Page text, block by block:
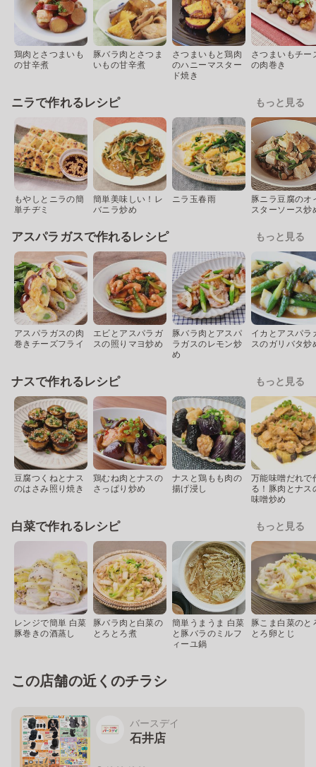
鶏肉とさつまいも
の甘辛煮
豚バラ肉とさつま
いもの甘辛煮
さつまいもと鶏肉
のハニーマスター
ド焼き
さつまいもチー
の肉巻き
ニラで作れるレシピ もっと見る
もやしとニラの簡
単チヂミ
簡単美味しい！レ
バニラ炒め
ニラ玉春雨
豚ニラ豆腐のオ
スターソース炒
アスパラガスで作れるレシピ もっと見る
アスパラガスの肉
巻きチーズフライ
エビとアスパラガ
スの照りマヨ炒め
豚バラ肉とアスパ
ラガスのレモン炒
め
イカとアスパラ
スのガリバタ炒
ナスで作れるレシピ もっと見る
豆腐つくねとナス
のはさみ照り焼き
鶏むね肉とナスの
さっぱり炒め
ナスと鶏もも肉の
揚げ浸し
万能味噌だれで
る！豚肉とナス
味噌炒め
白菜で作れるレシピ もっと見る
レンジで簡単 白菜
豚巻きの酒蒸し
豚バラ肉と白菜の
とろとろ煮
簡単うまうま 白菜
と豚バラのミルフ
ィーユ鍋
豚こま白菜のと
とろ卵とじ
この店舗の近くのチラシ
バースデイ
石井店